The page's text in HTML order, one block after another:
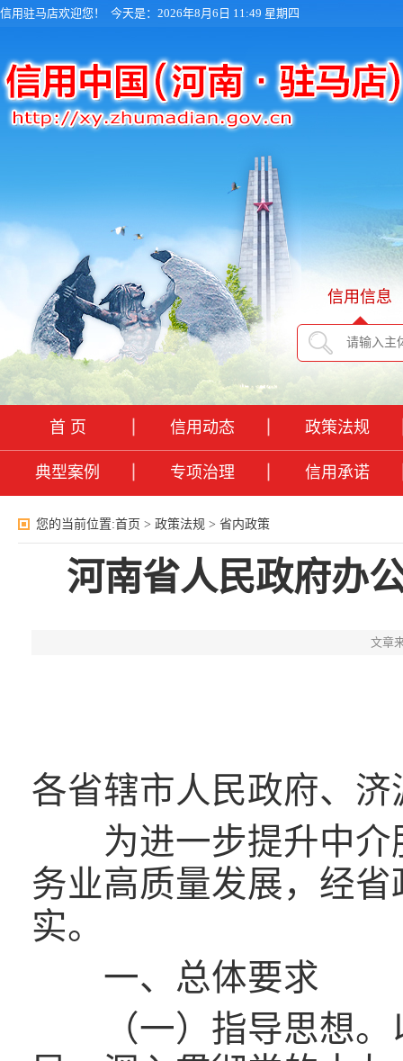
信用驻马店欢迎您！ 今天是：2026年8月6日 11:49 星期四
信用信息
首 页 信用动态 政策法规
典型案例 专项治理 信用承诺
您的当前位置:首页 > 政策法规 > 省内政策
河南省人民政府办
文章
各省辖市人民政府、
为进一步提升中介
务业高质量发展，经
实。
一、总体要求
（一）指导思想。